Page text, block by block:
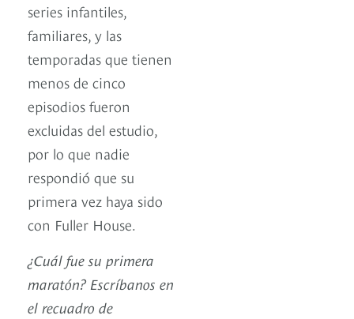
series infantiles,
familiares, y las
temporadas que tienen
menos de cinco
episodios fueron
excluidas del estudio,
por lo que nadie
respondió que su
primera vez haya sido
con Fuller House.
¿Cuál fue su primera
maratón? Escríbanos en
el recuadro de